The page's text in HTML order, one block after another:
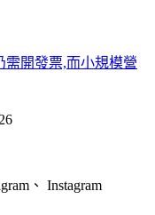
需開發票,而小規模營
、 Instagram